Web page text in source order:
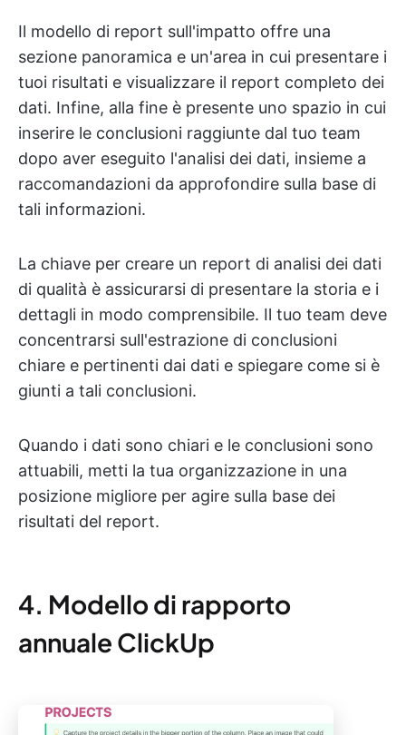
Il modello di report sull'impatto offre una
sezione panoramica e un'area in cui presentare i
tuoi risultati e visualizzare il report completo dei
dati. Infine, alla fine è presente uno spazio in cui
inserire le conclusioni raggiunte dal tuo team
dopo aver eseguito l'analisi dei dati, insieme a
raccomandazioni da approfondire sulla base di
tali informazioni.
La chiave per creare un report di analisi dei dati
di qualità è assicurarsi di presentare la storia e i
dettagli in modo comprensibile. Il tuo team deve
concentrarsi sull'estrazione di conclusioni
chiare e pertinenti dai dati e spiegare come si è
giunti a tali conclusioni.
Quando i dati sono chiari e le conclusioni sono
attuabili, metti la tua organizzazione in una
posizione migliore per agire sulla base dei
risultati del report.
4. Modello di rapporto
annuale ClickUp